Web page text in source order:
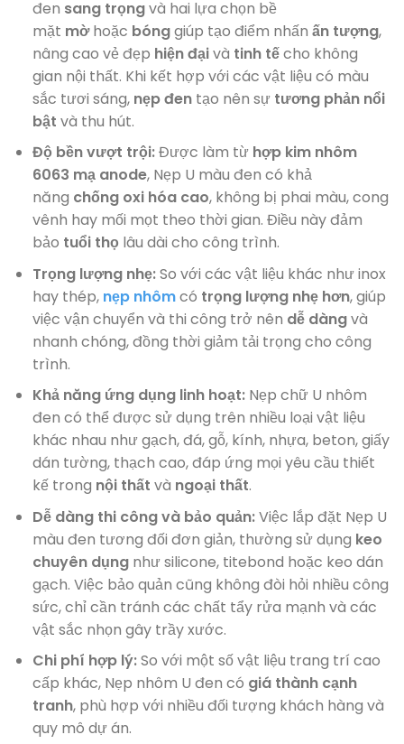
đen sang trọngvà hai lựa chọn bề
mặt mờhoặc bónggiúp tạo điểm nhấn ấn tượng,
nâng cao vẻ đẹp hiện đạivà tinh tếcho không
gian nội thất. Khi kết hợp với các vật liệu có màu
sắc tươi sáng, nẹp đentạo nên sự tương phản nổi
bật và thu hút.
Độ bền vượt trội:Được làm từ hợp kim nhôm
6063 mạ anode, Nẹp U màu đen có khả
năng chống oxi hóa cao, không bị phai màu, cong
vênh hay mối mọt theo thời gian. Điều này đảm
bảo tuổi thọ lâu dài cho công trình.
Trọng lượng nhẹ:So với các vật liệu khác như inox
hay thép, nẹp nhômcó trọng lượng nhẹ hơn, giúp
việc vận chuyển và thi công trở nên dễ dàngvà
nhanh chóng, đồng thời giảm tải trọng cho công
trình.
Khả năng ứng dụng linh hoạt:Nẹp chữ U nhôm
đen có thể được sử dụng trên nhiều loại vật liệu
khác nhau như gạch, đá, gỗ, kính, nhựa, beton, giấy
dán tường, thạch cao, đáp ứng mọi yêu cầu thiết
kế trong nội thất và ngoại thất.
Dễ dàng thi công và bảo quản:Việc lắp đặt Nẹp U
màu đen tương đối đơn giản, thường sử dụng keo
chuyên dụngnhư silicone, titebond hoặc keo dán
gạch. Việc bảo quản cũng không đòi hỏi nhiều công
sức, chỉ cần tránh các chất tẩy rửa mạnh và các
vật sắc nhọn gây trầy xước.
Chi phí hợp lý:So với một số vật liệu trang trí cao
cấp khác, Nẹp nhôm U đen có giá thành cạnh
tranh, phù hợp với nhiều đối tượng khách hàng và
quy mô dự án.